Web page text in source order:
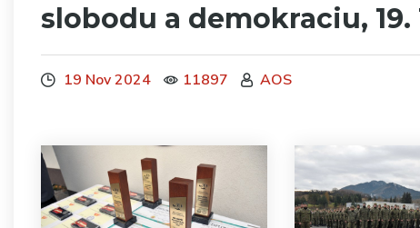
slobodu a demokraciu, 19.
19 Nov 2024 11897 AOS